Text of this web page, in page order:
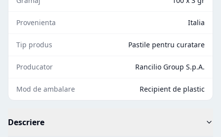
Provenienta Italia
Tip produs Pastile pentru curatare
Producator Rancilio Group S.p.A.
Mod de ambalare Recipient de plastic
Descriere